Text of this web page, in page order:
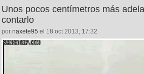
Unos pocos centímetros más
contarlo
por naxete95 el 18 oct 2013, 17:32